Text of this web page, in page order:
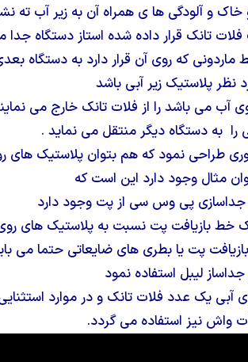
خاک و آلودگی ها ی همراه آن به زیر آب ته
تانک قرار داده شده استاز دستگاه جدا
که روی آن قرار دارد به دستگاه
نظر پلاستیک زیر آبی باشد
آب می باشد را از فلات تانک خارج می
را به دستگاه دیگر منتقل می نماید .
طراحی نمود که هم بتوان پلاستیک
مثال وجود دارد این است که
پی وس سی از پت وجود دارد
خط بازیافت پت نسبت به پلاستیک های روی
پت یا بطری های ضایعاتی حتما می
لیبل استفاده نمود
آبی یک عدد فلات تانک و در موارد
واش نیز استفاده می گردد.